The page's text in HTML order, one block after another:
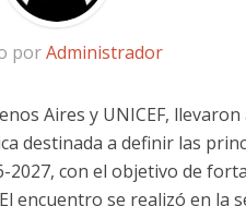
porAdministrador
Aires y UNICEF,
destinada a definir las
con el objetivo de
encuentro se realizó en la